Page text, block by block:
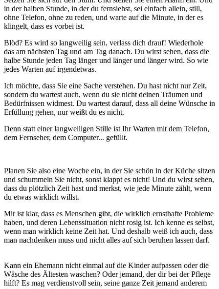
in der halben Stunde, in der du fernsiehst, sei einfach allein, still,
ohne Telefon, ohne zu reden, und warte auf die Minute, in der es
klingelt, dass es vorbei ist.
Blöd? Es wird so langweilig sein, verlass dich drauf! Wiederhole
das am nächsten Tag und am Tag danach. Du wirst sehen, dass die
halbe Stunde jeden Tag länger und länger und länger wird. So wie
jedes Warten auf irgendetwas.
Ich möchte, dass Sie eine Sache verstehen. Du hast nicht nur Zeit,
sondern du wartest auch, wenn du sie nicht deinen Träumen und
Bedürfnissen widmest. Du wartest darauf, dass all deine Wünsche in
Erfüllung gehen, nur weißt du es nicht.
Denn statt einer langweiligen Stille ist Ihr Warten mit dem Telefon,
dem Fernseher, dem Computer... gefüllt.
Planen Sie also eine Woche ein, in der Sie schön in der Küche sitzen
und schummeln Sie nicht, sonst klappt es nicht! Und du wirst sehen,
dass du plötzlich Zeit hast und merkst, wie jede Minute zählt, wenn
du etwas wirklich willst.
Mir ist klar, dass es Menschen gibt, die wirklich ernsthafte Probleme
haben, und deren Lebenssituation nicht rosig ist. Ich kenne es selbst,
wenn man wirklich keine Zeit hat. Und deshalb weiß ich auch, dass
man nachdenken muss und nicht alles auf sich beruhen lassen darf.
Kann ein Ehemann nicht einmal auf die Kinder aufpassen oder die
Wäsche des Ältesten waschen? Oder jemand, der dir bei der Pflege
hilft? Es mag verdienstvoll sein, seine ganze Zeit jemand anderem